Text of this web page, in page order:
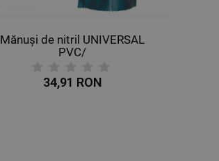
Mănuși de nitril UNIVERSAL
PVC/
34,91 RON